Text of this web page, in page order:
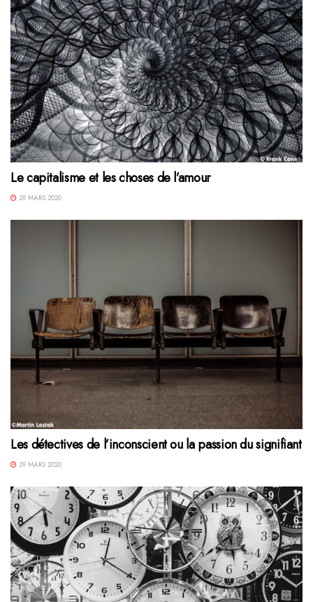
Le capitalisme et les choses de l’amour
29 MARS 2020
Les détectives de l’inconscient ou la passion du signifiant
29 MARS 2020